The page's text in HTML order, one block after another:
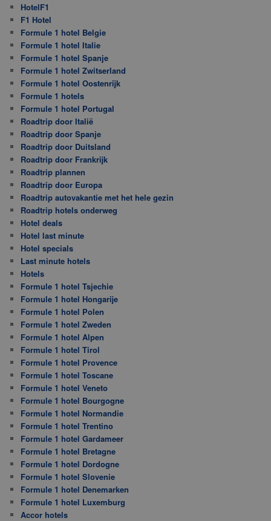
HotelF1
F1 Hotel
Formule 1 hotel Belgie
Formule 1 hotel Italie
Formule 1 hotel Spanje
Formule 1 hotel Zwitserland
Formule 1 hotel Oostenrijk
Formule 1 hotels
Formule 1 hotel Portugal
Roadtrip door Italië
Roadtrip door Spanje
Roadtrip door Duitsland
Roadtrip door Frankrijk
Roadtrip plannen
Roadtrip door Europa
Roadtrip autovakantie met het hele gezin
Roadtrip hotels onderweg
Hotel deals
Hotel last minute
Hotel specials
Last minute hotels
Hotels
Formule 1 hotel Tsjechie
Formule 1 hotel Hongarije
Formule 1 hotel Polen
Formule 1 hotel Zweden
Formule 1 hotel Alpen
Formule 1 hotel Tirol
Formule 1 hotel Provence
Formule 1 hotel Toscane
Formule 1 hotel Veneto
Formule 1 hotel Bourgogne
Formule 1 hotel Normandie
Formule 1 hotel Trentino
Formule 1 hotel Gardameer
Formule 1 hotel Bretagne
Formule 1 hotel Dordogne
Formule 1 hotel Slovenie
Formule 1 hotel Denemarken
Formule 1 hotel Luxemburg
Accor hotels